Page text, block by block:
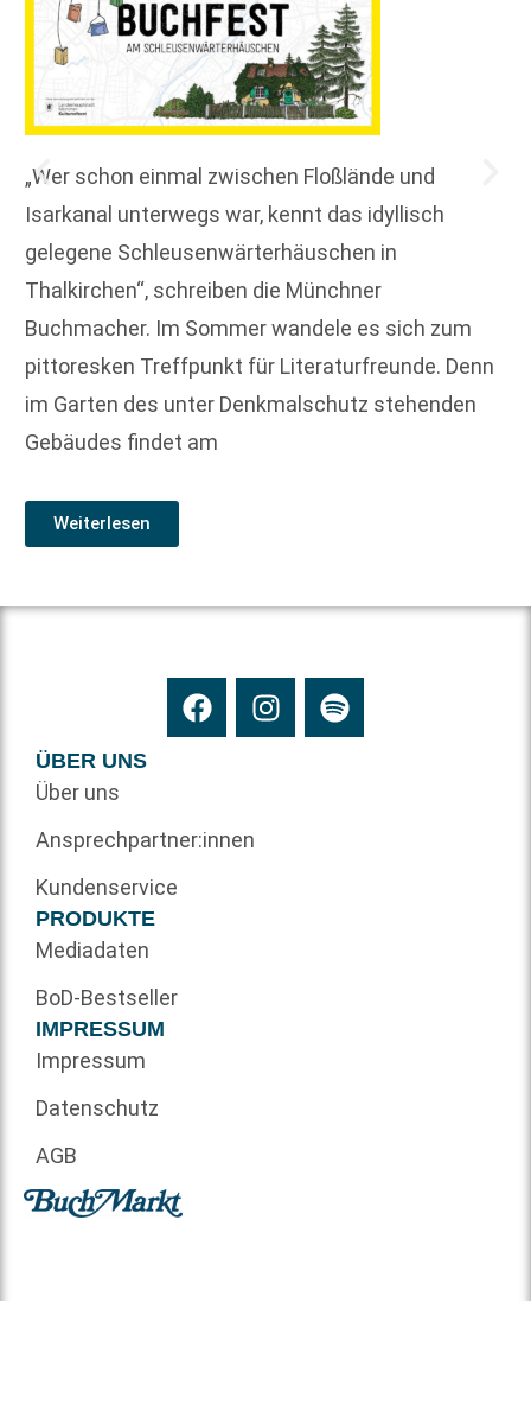
„Wer schon einmal zwischen Floßlände und
Isarkanal unterwegs war, kennt das idyllisch
gelegene Schleusenwärterhäuschen in
Thalkirchen“, schreiben die Münchner
Buchmacher. Im Sommer wandele es sich zum
pittoresken Treffpunkt für Literaturfreunde. Denn
im Garten des unter Denkmalschutz stehenden
Gebäudes findet am
Weiterlesen
ÜBER UNS
Über uns
Ansprechpartner:innen
Kundenservice
PRODUKTE
Mediadaten
BoD-Bestseller
IMPRESSUM
Impressum
Datenschutz
AGB